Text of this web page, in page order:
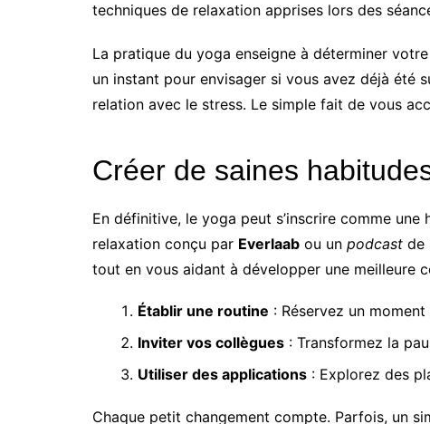
techniques de relaxation apprises lors des
La pratique du yoga enseigne à déterminer
un instant pour envisager si vous avez déjà été
relation avec le stress. Le simple fait de vous
Créer de saines
En définitive, le yoga peut s’inscrire comme
relaxation conçu par Everlaab ou un podcast de
tout en vous aidant à développer une meilleure
Établir une routine : Réservez un
Inviter vos collègues : Transformez la
Utiliser des applications : Explorez des
Chaque petit changement compte. Parfois, un